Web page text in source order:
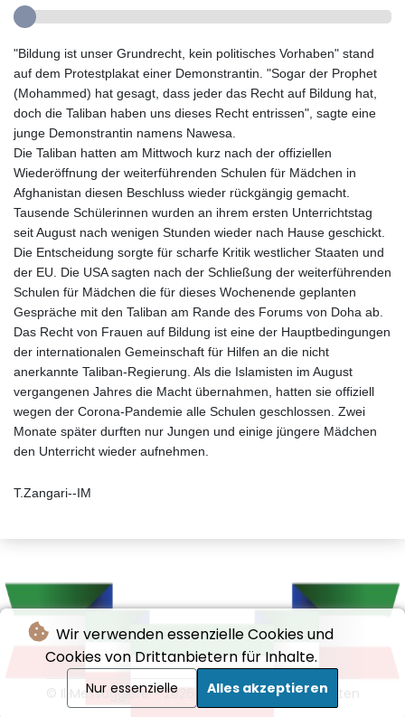
Wir verwenden essenzielle Cookies und
Cookies von Drittanbietern für Inhalte.
Nur essenzielle Alles akzeptieren
"Bildung ist unser Grundrecht, kein politisches Vorhaben" stand
auf dem Protestplakat einer Demonstrantin. "Sogar der Prophet
(Mohammed) hat gesagt, dass jeder das Recht auf Bildung hat,
doch die Taliban haben uns dieses Recht entrissen", sagte eine
junge Demonstrantin namens Nawesa.
Die Taliban hatten am Mittwoch kurz nach der offiziellen
Wiederöffnung der weiterführenden Schulen für Mädchen in
Afghanistan diesen Beschluss wieder rückgängig gemacht.
Tausende Schülerinnen wurden an ihrem ersten Unterrichtstag
seit August nach wenigen Stunden wieder nach Hause geschickt.
Die Entscheidung sorgte für scharfe Kritik westlicher Staaten und
der EU. Die USA sagten nach der Schließung der weiterführenden
Schulen für Mädchen die für dieses Wochenende geplanten
Gespräche mit den Taliban am Rande des Forums von Doha ab.
Das Recht von Frauen auf Bildung ist eine der Hauptbedingungen
der internationalen Gemeinschaft für Hilfen an die nicht
anerkannte Taliban-Regierung. Als die Islamisten im August
vergangenen Jahres die Macht übernahmen, hatten sie offiziell
wegen der Corona-Pandemie alle Schulen geschlossen. Zwei
Monate später durften nur Jungen und einige jüngere Mädchen
den Unterricht wieder aufnehmen.
T.Zangari--IM
© Il Messaggiere - 2026 - Alle Rechte vorbehalten